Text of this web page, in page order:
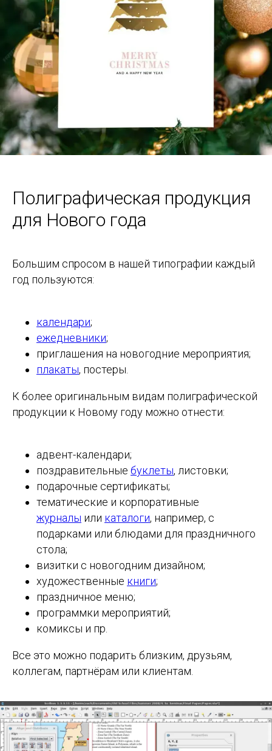
Полиграфическая продукция
для Нового года
Большим спросом в нашей типографии каждый
год пользуются:
календари;
ежедневники;
приглашения на новогодние мероприятия;
плакаты, постеры.
К более оригинальным видам полиграфической
продукции к Новому году можно отнести:
адвент-календари;
поздравительные буклеты, листовки;
подарочные сертификаты;
тематические и корпоративные
журналы или каталоги, например, с
подарками или блюдами для праздничного
стола;
визитки с новогодним дизайном;
художественные книги;
праздничное меню;
программки мероприятий;
комиксы и пр.
Все это можно подарить близким, друзьям,
коллегам, партнёрам или клиентам.